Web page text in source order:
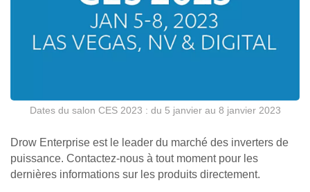
Dates du salon CES 2023 : du 5 janvier au 8 janvier 2023
Drow Enterprise est le leader du marché des inverters de
puissance. Contactez-nous à tout moment pour les
dernières informations sur les produits directement.